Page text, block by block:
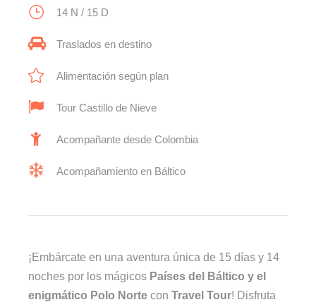
14 N / 15 D
Traslados en destino
Alimentación según plan
Tour Castillo de Nieve
Acompañante desde Colombia
Acompañamiento en Báltico
¡Embárcate en una aventura única de 15 días y 14
noches por los mágicos Países del Báltico y el
enigmático Polo Norte con Travel Tour! Disfruta